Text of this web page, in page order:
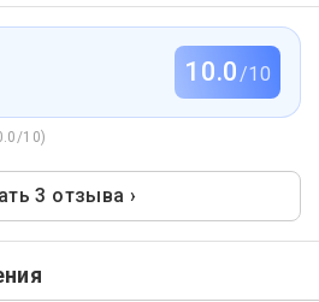
10.0/10
10)
3 отзыва ›